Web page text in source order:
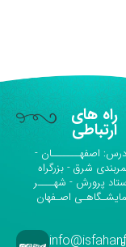
راه های
ارتباطی
اصفهـــــــان -
شرق - بزرگراه
پرورش - شهــــر
اصـفهان